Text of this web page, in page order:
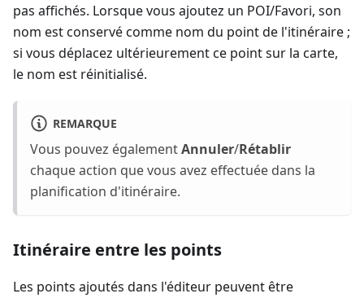
pas affichés. Lorsque vous ajoutez un POI/Favori, son
nom est conservé comme nom du point de l'itinéraire ;
si vous déplacez ultérieurement ce point sur la carte,
le nom est réinitialisé.
REMARQUE
Vous pouvez égalementAnnuler/Rétablir
chaque action que vous avez effectuée dans la
planification d'itinéraire.
Itinéraire entre les points
Les points ajoutés dans l'éditeur peuvent être